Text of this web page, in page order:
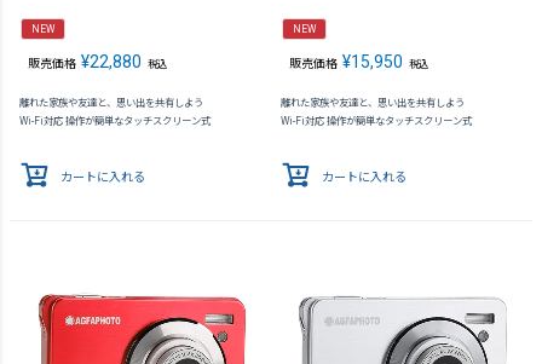
NEW
販売価格 ¥22,880 税込
離れた家族や友達と、思い出を共有しよう
Wi-Fi対応 操作が簡単なタッチスクリーン式
カートに入れる
NEW
販売価格 ¥15,950 税込
離れた家族や友達と、思い出を共有しよう
Wi-Fi対応 操作が簡単なタッチスクリーン式
カートに入れる